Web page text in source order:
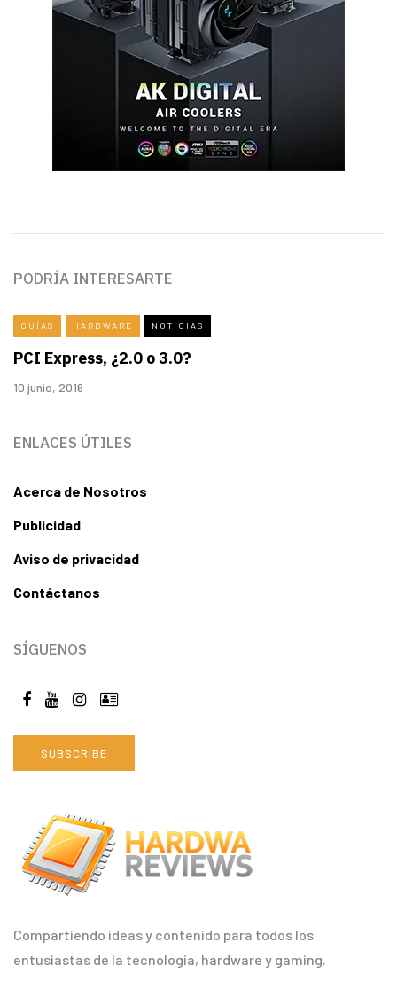
Compartiendo ideas y contenido para todos los
entusiastas de la tecnología, hardware y gaming.
PODRÍA INTERESARTE
GUÍAS HARDWARE NOTICIAS
PCI Express, ¿2.0 o 3.0?
10 junio, 2016
ENLACES ÚTILES
Acerca de Nosotros
Publicidad
Aviso de privacidad
Contáctanos
SÍGUENOS
SUBSCRIBE